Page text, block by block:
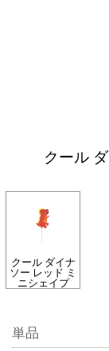
クール
クール ダイナ
ソー レッド ミ
ニシェイプ
単品